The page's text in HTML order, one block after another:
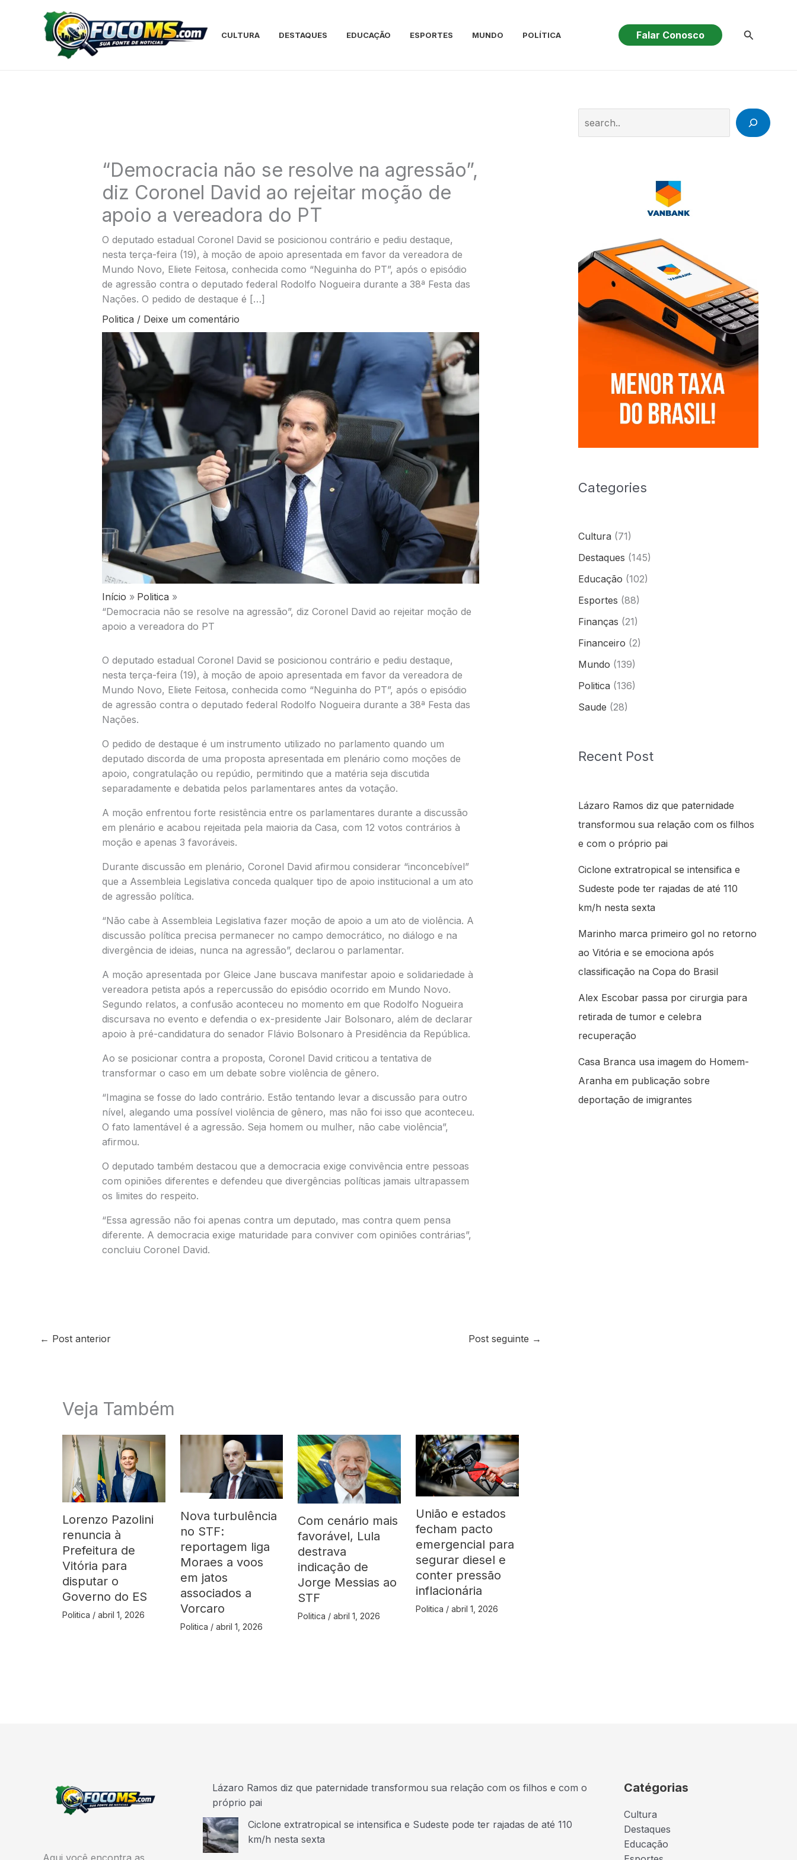
CULTURA DESTAQUES EDUCAÇÃO ESPORTES MUNDO POLÍTICA Falar Conosco Pesquisar
“Democracia não se resolve na agressão”,
diz Coronel David ao rejeitar moção de
apoio a vereadora do PT
O deputado estadual Coronel David se posicionou contrário e pediu destaque,
nesta terça-feira (19), à moção de apoio apresentada em favor da vereadora de
Mundo Novo, Eliete Feitosa, conhecida como “Neguinha do PT”, após o episódio
de agressão contra o deputado federal Rodolfo Nogueira durante a 38ª Festa das
Nações. O pedido de destaque é […]
Politica / Deixe um comentário
Início
Politica
“Democracia não se resolve na agressão”, diz Coronel David ao rejeitar moção de
apoio a vereadora do PT
O deputado estadual Coronel David se posicionou contrário e pediu destaque,
nesta terça-feira (19), à moção de apoio apresentada em favor da vereadora de
Mundo Novo, Eliete Feitosa, conhecida como “Neguinha do PT”, após o episódio
de agressão contra o deputado federal Rodolfo Nogueira durante a 38ª Festa das
Nações.
O pedido de destaque é um instrumento utilizado no parlamento quando um
deputado discorda de uma proposta apresentada em plenário como moções de
apoio, congratulação ou repúdio, permitindo que a matéria seja discutida
separadamente e debatida pelos parlamentares antes da votação.
A moção enfrentou forte resistência entre os parlamentares durante a discussão
em plenário e acabou rejeitada pela maioria da Casa, com 12 votos contrários à
moção e apenas 3 favoráveis.
Durante discussão em plenário, Coronel David afirmou considerar “inconcebível”
que a Assembleia Legislativa conceda qualquer tipo de apoio institucional a um ato
de agressão política.
“Não cabe à Assembleia Legislativa fazer moção de apoio a um ato de violência. A
discussão política precisa permanecer no campo democrático, no diálogo e na
divergência de ideias, nunca na agressão”, declarou o parlamentar.
A moção apresentada por Gleice Jane buscava manifestar apoio e solidariedade à
vereadora petista após a repercussão do episódio ocorrido em Mundo Novo.
Segundo relatos, a confusão aconteceu no momento em que Rodolfo Nogueira
discursava no evento e defendia o ex-presidente Jair Bolsonaro, além de declarar
apoio à pré-candidatura do senador Flávio Bolsonaro à Presidência da República.
Ao se posicionar contra a proposta, Coronel David criticou a tentativa de
transformar o caso em um debate sobre violência de gênero.
“Imagina se fosse do lado contrário. Estão tentando levar a discussão para outro
nível, alegando uma possível violência de gênero, mas não foi isso que aconteceu.
O fato lamentável é a agressão. Seja homem ou mulher, não cabe violência”,
afirmou.
O deputado também destacou que a democracia exige convivência entre pessoas
com opiniões diferentes e defendeu que divergências políticas jamais ultrapassem
os limites do respeito.
“Essa agressão não foi apenas contra um deputado, mas contra quem pensa
diferente. A democracia exige maturidade para conviver com opiniões contrárias”,
concluiu Coronel David.
← Post anterior Post seguinte →
Veja Também
Lorenzo Pazolini
renuncia à
Prefeitura de
Vitória para
disputar o
Governo do ES
Politica / abril 1, 2026
Nova turbulência
no STF:
reportagem liga
Moraes a voos
em jatos
associados a
Vorcaro
Politica / abril 1, 2026
Com cenário mais
favorável, Lula
destrava
indicação de
Jorge Messias ao
STF
Politica /abril 1, 2026
União e estados
fecham pacto
emergencial para
segurar diesel e
conter pressão
inflacionária
Politica /abril 1, 2026
Categories
Cultura (71)
Destaques (145)
Educação (102)
Esportes (88)
Finanças (21)
Financeiro (2)
Mundo (139)
Politica (136)
Saude (28)
Recent Post
Lázaro Ramos diz que paternidade
transformou sua relação com os filhos
e com o próprio pai
Ciclone extratropical se intensifica e
Sudeste pode ter rajadas de até 110
km/h nesta sexta
Marinho marca primeiro gol no retorno
ao Vitória e se emociona após
classificação na Copa do Brasil
Alex Escobar passa por cirurgia para
retirada de tumor e celebra
recuperação
Casa Branca usa imagem do Homem-
Aranha em publicação sobre
deportação de imigrantes
Lázaro Ramos diz que paternidade transformou sua relação com os filhos e com o
próprio pai
Ciclone extratropical se intensifica e Sudeste pode ter rajadas de até 110
km/h nesta sexta
Catégorias
Cultura
Destaques
Educação